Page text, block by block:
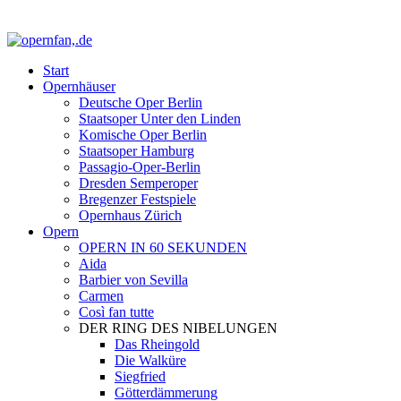
Start
Opernhäuser
Deutsche Oper Berlin
Staatsoper Unter den Linden
Komische Oper Berlin
Staatsoper Hamburg
Passagio-Oper-Berlin
Dresden Semperoper
Bregenzer Festspiele
Opernhaus Zürich
Opern
OPERN IN 60 SEKUNDEN
Aida
Barbier von Sevilla
Carmen
Così fan tutte
DER RING DES NIBELUNGEN
Das Rheingold
Die Walküre
Siegfried
Götterdämmerung